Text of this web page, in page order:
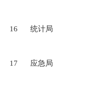
16 统计局
17 应急局